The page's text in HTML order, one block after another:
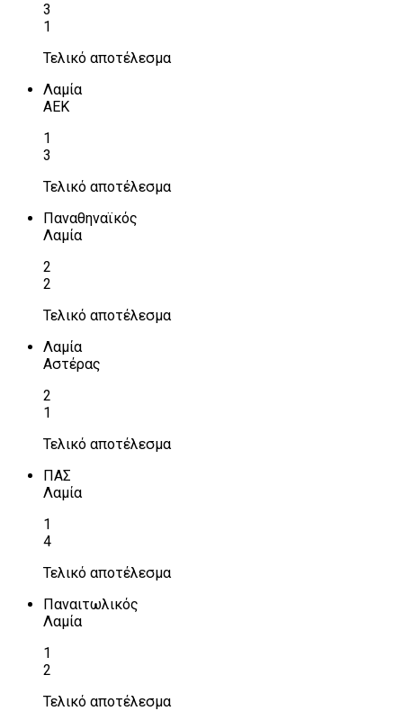
3
1
Τελικό αποτέλεσμα
Λαμία
ΑΕΚ
1
3
Τελικό αποτέλεσμα
Παναθηναϊκός
Λαμία
2
2
Τελικό αποτέλεσμα
Λαμία
Αστέρας
2
1
Τελικό αποτέλεσμα
ΠΑΣ
Λαμία
1
4
Τελικό αποτέλεσμα
Παναιτωλικός
Λαμία
1
2
Τελικό αποτέλεσμα